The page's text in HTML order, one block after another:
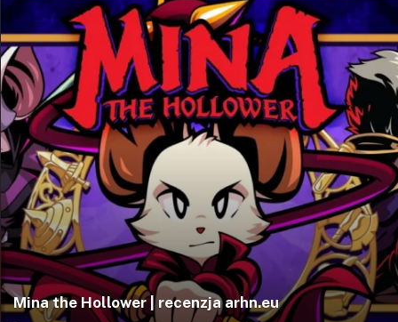
Mina the Hollower | recenzja arhn.eu